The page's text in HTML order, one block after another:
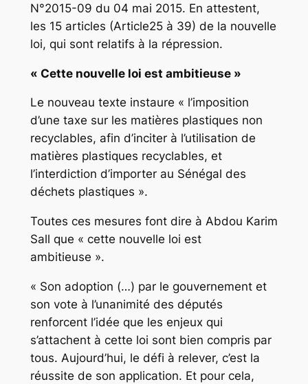
N°2015-09 du 04 mai 2015. En attestent,
les 15 articles (Article25 à 39) de la nouvelle
loi, qui sont relatifs à la répression.
« Cette nouvelle loi est ambitieuse »
Le nouveau texte instaure « l’imposition
d’une taxe sur les matières plastiques non
recyclables, afin d’inciter à l’utilisation de
matières plastiques recyclables, et
l’interdiction d’importer au Sénégal des
déchets plastiques ».
Toutes ces mesures font dire à Abdou Karim
Sall que « cette nouvelle loi est
ambitieuse ».
« Son adoption (…) par le gouvernement et
son vote à l’unanimité des députés
renforcent l’idée que les enjeux qui
s’attachent à cette loi sont bien compris par
tous. Aujourd’hui, le défi à relever, c’est la
réussite de son application. Et pour cela,